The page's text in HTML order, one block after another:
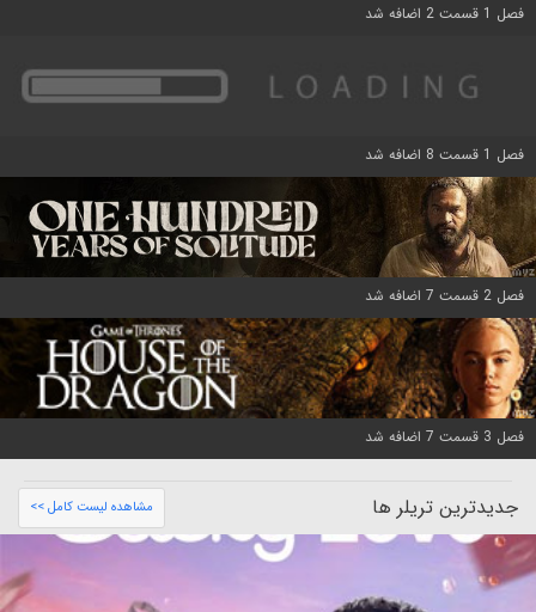
فصل 1 قسمت 2 اضافه شد
فصل 1 قسمت 8 اضافه شد
فصل 2 قسمت 7 اضافه شد
فصل 3 قسمت 7 اضافه شد
جدیدترین تریلر ها مشاهده لیست کامل >>